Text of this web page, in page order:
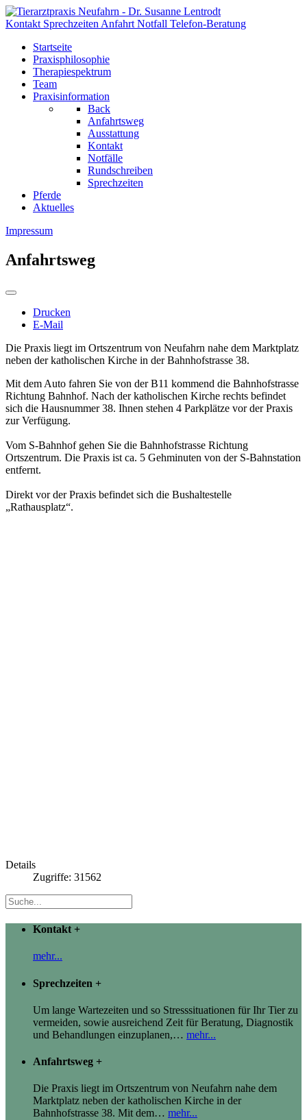
Kontakt Sprechzeiten Anfahrt Notfall Telefon-Beratung
Startseite
Praxisphilosophie
Therapiespektrum
Team
Praxisinformation
Back
Anfahrtsweg
Ausstattung
Kontakt
Notfälle
Rundschreiben
Sprechzeiten
Pferde
Aktuelles
Impressum
Anfahrtsweg
Drucken
E-Mail
Die Praxis liegt im Ortszentrum von Neufahrn nahe dem Marktplatz
neben der katholischen Kirche in der Bahnhofstrasse 38.
Mit dem Auto fahren Sie von der B11 kommend die Bahnhofstrasse
Richtung Bahnhof. Nach der katholischen Kirche rechts befindet
sich die Hausnummer 38. Ihnen stehen 4 Parkplätze vor der Praxis
zur Verfügung.
Vom S-Bahnhof gehen Sie die Bahnhofstrasse Richtung
Ortszentrum. Die Praxis ist ca. 5 Gehminuten von der S-Bahnstation
entfernt.
Direkt vor der Praxis befindet sich die Bushaltestelle
„Rathausplatz“.
Details
Zugriffe: 31562
Kontakt +
mehr...
Sprechzeiten +
Um lange Wartezeiten und so Stresssituationen für Ihr Tier zu
vermeiden, sowie ausreichend Zeit für Beratung, Diagnostik
und Behandlungen einzuplanen,… mehr...
Anfahrtsweg +
Die Praxis liegt im Ortszentrum von Neufahrn nahe dem
Marktplatz neben der katholischen Kirche in der
Bahnhofstrasse 38. Mit dem… mehr...